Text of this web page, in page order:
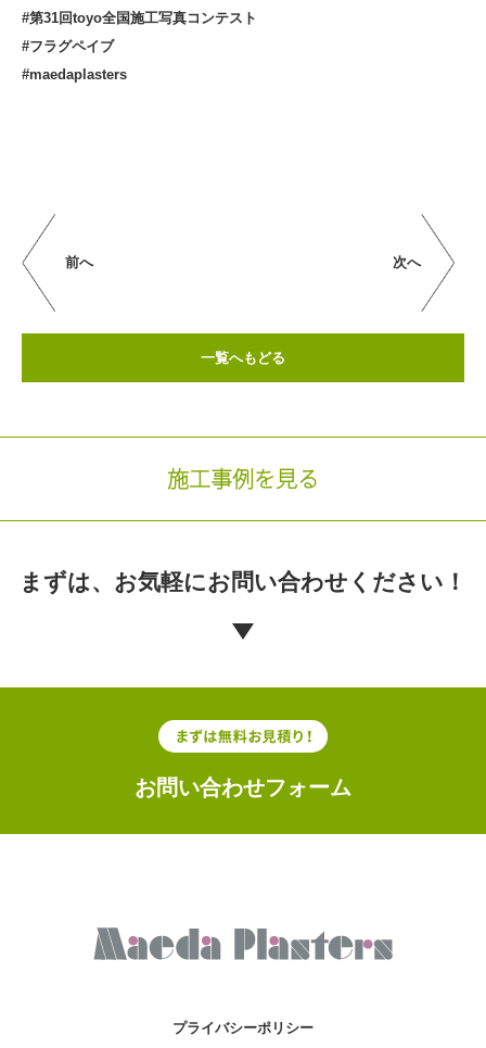
#第31回toyo全国施工写真コンテスト
#フラグペイブ
#maedaplasters
前へ 次へ
一覧へもどる
施工事例を見る
まずは、お気軽にお問い合わせください！
お問い合わせフォーム
プライバシーポリシー